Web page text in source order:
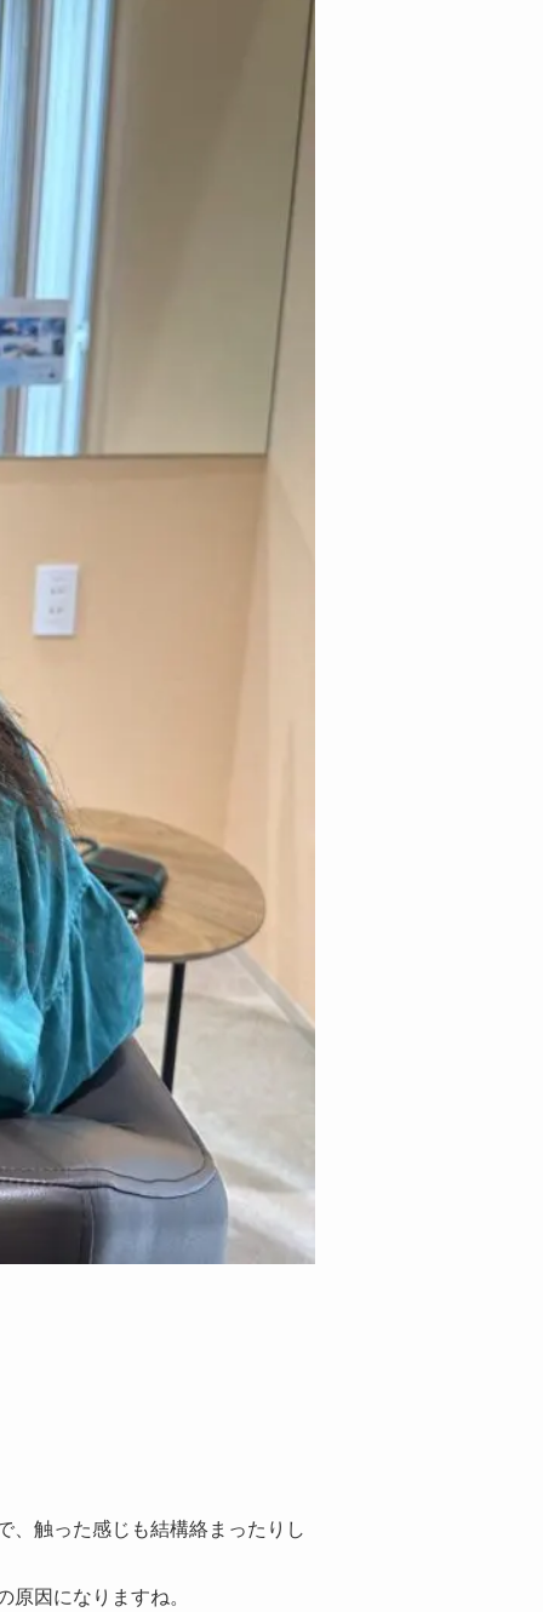
、触った感じも結構絡まったりし
因になりますね。